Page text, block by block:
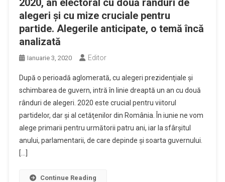
2020, an electoral cu două rânduri de
alegeri şi cu mize cruciale pentru
partide. Alegerile anticipate, o temă încă
analizată
Ianuarie 3, 2020 Editor
După o perioadă aglomerată, cu alegeri prezidenţiale şi
schimbarea de guvern, intră în linie dreaptă un an cu două
rânduri de alegeri. 2020 este crucial pentru viitorul
partidelor, dar şi al cetăţenilor din România. În iunie ne vom
alege primarii pentru următorii patru ani, iar la sfârşitul
anului, parlamentarii, de care depinde şi soarta guvernului.
[…]
Continue Reading